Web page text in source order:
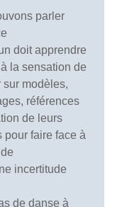
parler
doit apprendre
la sensation de
sur modèles,
références
de leurs
pour faire face à
incertitude
de danse à